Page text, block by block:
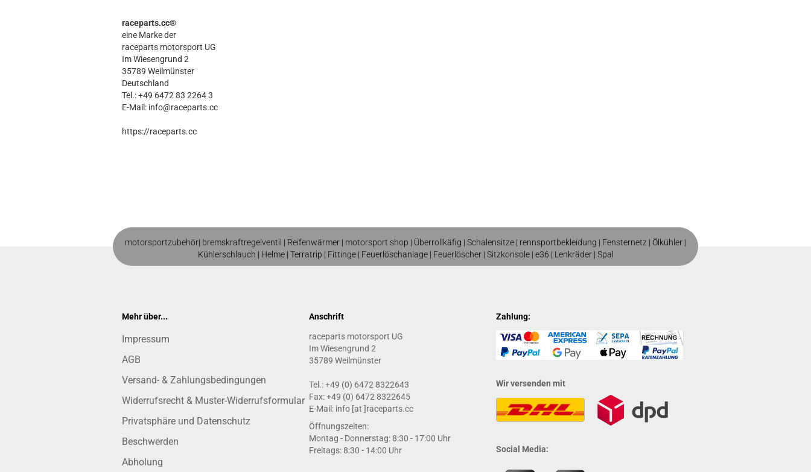
raceparts.cc®
eine Marke der
raceparts motorsport UG
Im Wiesengrund 2
35789 Weilmünster
Deutschland
Tel.: +49 6472 83 2264 3
E-Mail: info@raceparts.cc
https://raceparts.cc
motorsportzubehör| bremskraftregelventil | Reifenwärmer | motorsport shop | Überrollkäfig | Schalensitze | rennsportbekleidung | Fensternetz | Ölkühler |
Kühlerschlauch | Helme | Terratrip | Fittinge| Feuerlöschanlage | Feuerlöscher | Sitzkonsole | e36 | Lenkräder | Spal
Mehr über...
Impressum
AGB
Versand- & Zahlungsbedingungen
Widerrufsrecht & Muster-Widerrufsformular
Privatsphäre und Datenschutz
Beschwerden
Abholung
Anschrift
raceparts motorsport UG
Im Wiesengrund 2
35789 Weilmünster
Tel.: +49 (0) 6472 8322643
Fax: +49 (0) 6472 8322645
E-Mail: info [at ]raceparts.cc
Öffnungszeiten:
Montag - Donnerstag: 8:30 - 17:00 Uhr
Freitags: 8:30 - 14:00 Uhr
Zahlung:
Wir versenden mit
Social Media: